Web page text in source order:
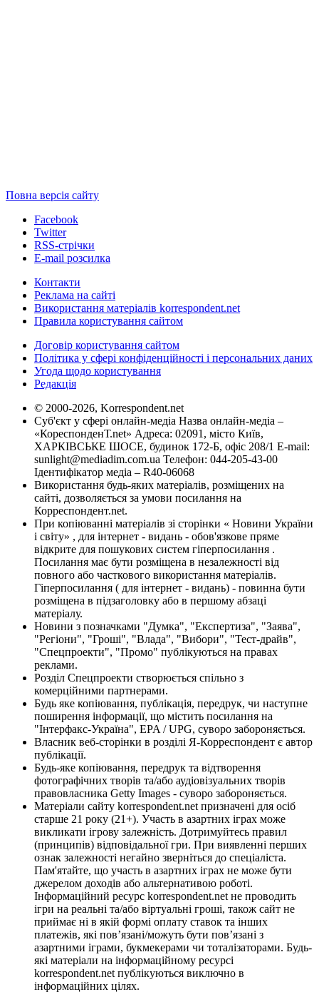
Повна версія сайту
Facebook
Twitter
RSS-стрічки
E-mail розсилка
Контакти
Реклама на сайті
Використання матеріалів korrespondent.net
Правила користування сайтом
Договір користування сайтом
Політика у сфері конфіденційності і персональних даних
Угода щодо користування
Редакція
© 2000-2026, Korrespondent.net
Суб'єкт у сфері онлайн-медіа Назва онлайн-медіа –
«КореспонденТ.net» Адреса: 02091, місто Київ,
ХАРКІВСЬКЕ ШОСЕ, будинок 172-Б, офіс 208/1 E-mail:
sunlight@mediadim.com.ua Телефон: 044-205-43-00
Ідентифікатор медіа – R40-06068
Використання будь-яких матеріалів, розміщених на
сайті, дозволяється за умови посилання на
Корреспондент.net.
При копіюванні матеріалів зі сторінки « Новини України
і світу» , для інтернет - видань - обов'язкове пряме
відкрите для пошукових систем гіперпосилання .
Посилання має бути розміщена в незалежності від
повного або часткового використання матеріалів.
Гіперпосилання ( для інтернет - видань) - повинна бути
розміщена в підзаголовку або в першому абзаці
матеріалу.
Новини з позначками "Думка", "Експертиза", "Заява",
"Регіони", "Гроші", "Влада", "Вибори", "Тест-драйв",
"Спецпроекти", "Промо" публікуються на правах
реклами.
Розділ Спецпроекти створюється спільно з
комерційними партнерами.
Будь яке копіювання, публікація, передрук, чи наступне
поширення інформації, що містить посилання на
"Інтерфакс-Україна", EPA / UPG, суворо забороняється.
Власник веб-сторінки в розділі Я-Корреспондент є автор
публікації.
Будь-яке копіювання, передрук та відтворення
фотографічних творів та/або аудіовізуальних творів
правовласника Getty Images - суворо забороняється.
Матеріали сайту korrespondent.net призначені для осіб
старше 21 року (21+). Участь в азартних іграх може
викликати ігрову залежність. Дотримуйтесь правил
(принципів) відповідальної гри. При виявленні перших
ознак залежності негайно зверніться до спеціаліста.
Пам'ятайте, що участь в азартних іграх не може бути
джерелом доходів або альтернативою роботі.
Інформаційний ресурс korrespondent.net не проводить
ігри на реальні та/або віртуальні гроші, також сайт не
приймає ні в якій формі оплату ставок та інших
платежів, які пов’язані/можуть бути пов’язані з
азартними іграми, букмекерами чи тоталізаторами. Будь-
які матеріали на інформаційному ресурсі
korrespondent.net публікуються виключно в
інформаційних цілях.